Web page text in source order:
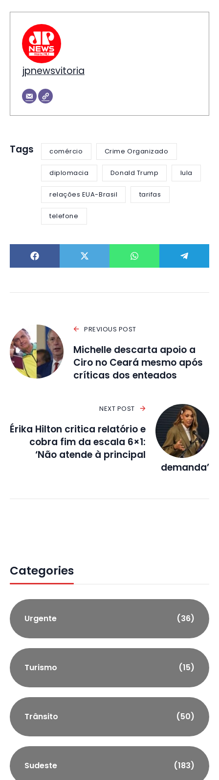
jpnewsvitoria
Tags comércio Crime Organizado
diplomacia Donald Trump lula
relações EUA-Brasil tarifas
telefone
PREVIOUS POST
Michelle descarta apoio a
Ciro no Ceará mesmo após
críticas dos enteados
NEXT POST
Érika Hilton critica relatório e
cobra fim da escala 6×1:
‘Não atende à principal
demanda’
Categories
Urgente (36)
Turismo (15)
Trânsito (50)
Sudeste (183)